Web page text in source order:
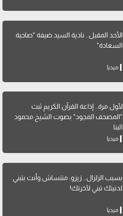
الأحد المقبل.. نادية السيد ضيفة "صاحبة
السعادة"
ميديا
لأول مرة.. إذاعة القرآن الكريم ثبث
"المصحف المجود" بصوت الشيخ محمود
البنا
ميديا
بسبب الزلزال.. زيزو: متنساش وأنت بتبني
لدنيتك تبني لآخرتك!
ميديا